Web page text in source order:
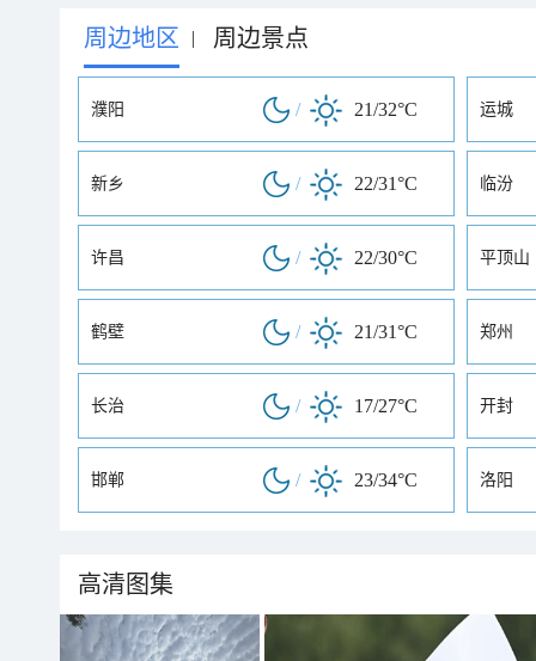
周边地区 | 周边景点
濮阳 / 21/32°C 运城
新乡 / 22/31°C 临汾
许昌 / 22/30°C 平顶山
鹤壁 / 21/31°C 郑州
长治 / 17/27°C 开封
邯郸 / 23/34°C 洛阳
高清图集